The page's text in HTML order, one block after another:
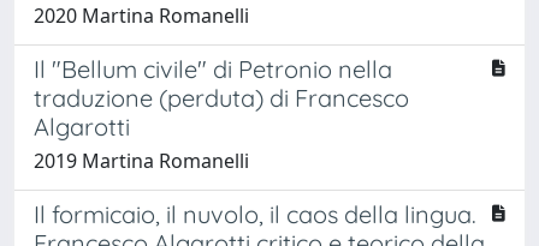
2020 Martina Romanelli
Il "Bellum civile" di Petronio nella
traduzione (perduta) di Francesco
Algarotti
2019 Martina Romanelli
Il formicaio, il nuvolo, il caos della lingua.